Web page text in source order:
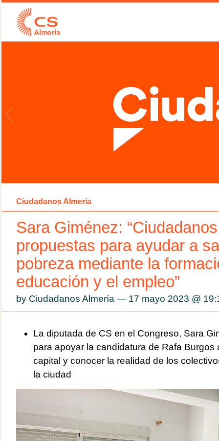
Ciudadanos Almería
Sara Giménez:
propuestas para ayudar a
pobreza mediante la
educación y el empleo”
by Ciudadanos Almería — 17 mayo 2023 @
La diputada de CS en el Congreso, Sara
para apoyar la candidatura de Rafa Burgos
capital y conocer la realidad de los
la ciudad